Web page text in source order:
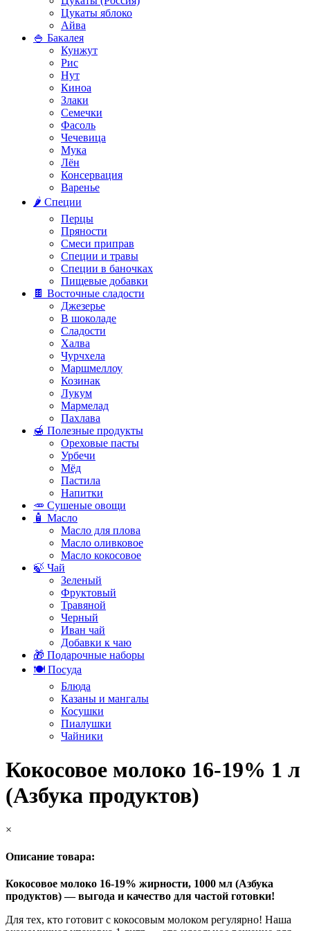
Цукаты яблоко
Айва
🍚 Бакалея
Кунжут
Рис
Нут
Киноа
Злаки
Семечки
Фасоль
Чечевица
Мука
Лён
Консервация
Варенье
🌶️ Специи
Перцы
Пряности
Смеси приправ
Специи и травы
Специи в баночках
Пищевые добавки
🍫 Восточные сладости
Джезерье
В шоколаде
Сладости
Халва
Чурчхела
Маршмеллоу
Козинак
Лукум
Мармелад
Пахлава
🍯 Полезные продукты
Ореховые пасты
Урбечи
Мёд
Пастила
Напитки
🥕 Сушеные овощи
🧴 Масло
Масло для плова
Масло оливковое
Масло кокосовое
🍃 Чай
Зеленый
Фруктовый
Травяной
Черный
Иван чай
Добавки к чаю
🎁 Подарочные наборы
🍽️ Посуда
Блюда
Казаны и мангалы
Косушки
Пиалушки
Чайники
Кокосовое молоко 16-19% 1 л
(Азбука продуктов)
×
Описание товара:
Кокосовое молоко 16-19% жирности, 1000 мл (Азбука
продуктов) — выгода и качество для частой готовки!
Для тех, кто готовит с кокосовым молоком регулярно! Наша